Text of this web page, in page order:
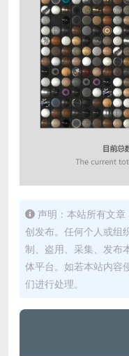
声明：本站所有文
创发布。任何个人或组
制、盗用、采集、发布
体平台。如若本站内容
们进行处理。